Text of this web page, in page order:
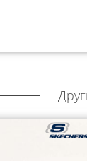
в черен цвят с